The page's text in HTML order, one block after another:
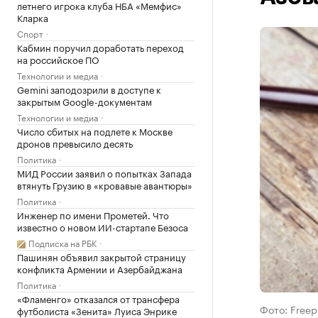
летнего игрока клуба НБА «Мемфис»
Кларка
Спорт
Кабмин поручил доработать переход
на российское ПО
Технологии и медиа
Gemini заподозрили в доступе к
закрытым Google-документам
Технологии и медиа
Число сбитых на подлете к Москве
дронов превысило десять
Политика
МИД России заявил о попытках Запада
втянуть Грузию в «кровавые авантюры»
Политика
Инженер по имени Прометей. Что
известно о новом ИИ-стартапе Безоса
Подписка на РБК
Пашинян объявил закрытой страницу
конфликта Армении и Азербайджана
Политика
«Фламенго» отказался от трансфера
футболиста «Зенита» Луиса Энрике
Фото: